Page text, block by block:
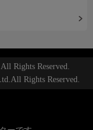
Rights Reserved.
Rights Reserved.